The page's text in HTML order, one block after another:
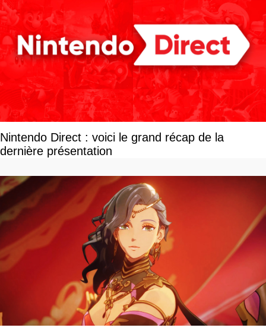
Nintendo Direct : voici le grand récap de la
dernière présentation